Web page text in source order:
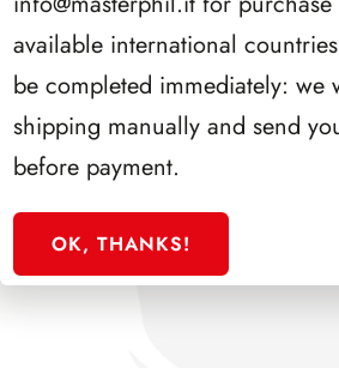
available international
be completed immediately: we
shipping manually and send
before payment.
OK, THANKS!